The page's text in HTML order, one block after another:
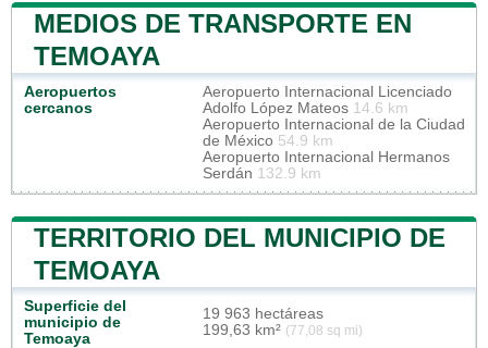
MEDIOS DE TRANSPORTE EN
TEMOAYA
Aeropuertos
cercanos
Aeropuerto Internacional Licenciado
Adolfo López Mateos 14.6 km
Aeropuerto Internacional de la Ciudad
de México 54.9 km
Aeropuerto Internacional Hermanos
Serdán 132.9 km
TERRITORIO DEL MUNICIPIO DE
TEMOAYA
Superficie del
municipio de
Temoaya
19 963 hectáreas
199,63 km² (77,08 sq mi)